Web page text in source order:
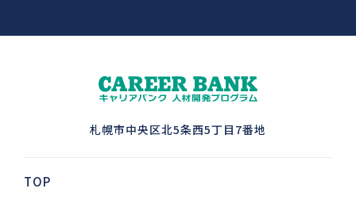
札幌市中央区北5条西5丁目7番地
TOP